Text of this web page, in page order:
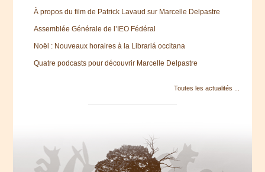
À propos du film de Patrick Lavaud sur Marcelle Delpastre
Assemblée Générale de l’IEO Fédéral
Noël : Nouveaux horaires à la Librariá occitana
Quatre podcasts pour découvrir Marcelle Delpastre
Toutes les actualités ...